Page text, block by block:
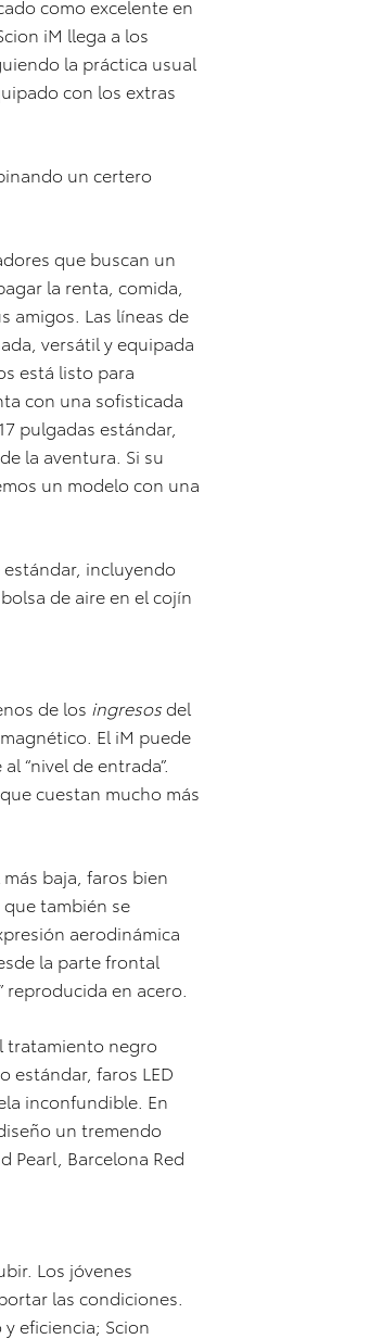
como excelente en
iM llega a los
la práctica usual
con los extras
un certero
que buscan un
la renta, comida,
amigos. Las líneas de
versátil y equipada
está listo para
con una sofisticada
pulgadas estándar,
la aventura. Si su
un modelo con una
incluyendo
de aire en el cojín
de los ingresosdel
El iM puede
“nivel de entrada”.
cuestan mucho más
baja, faros bien
también se
aerodinámica
la parte frontal
en acero.
tratamiento negro
estándar, faros LED
inconfundible. En
un tremendo
Pearl, Barcelona Red
Los jóvenes
las condiciones.
eficiencia; Scion